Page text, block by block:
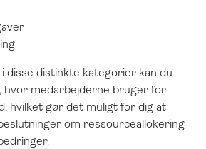
disse distinkte kategorier kan du
hvor medarbejderne bruger for
hvilket gør det muligt for dig at
om ressourceallokering